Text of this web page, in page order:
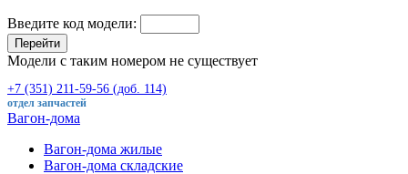
Введите код модели:
Перейти
Модели с таким номером не существует
+7 (351) 211-59-56 (доб. 114)
отдел запчастей
Вагон-дома
Вагон-дома жилые
Вагон-дома складские